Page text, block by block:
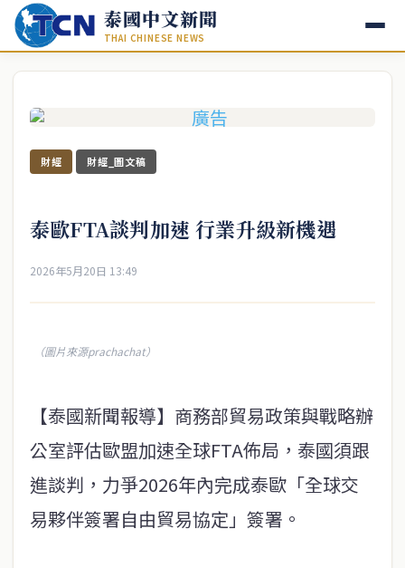
泰國中文新聞
THAI CHINESE NEWS
財經 財經_圖文稿
泰歐FTA談判加速 行業升級新機遇
2026年5月20日 13:49
（圖片來源prachachat）
【泰國新聞報導】商務部貿易政策與戰略辦
公室評估歐盟加速全球FTA佈局，泰國須跟
進談判，力爭2026年內完成泰歐「全球交
易夥伴簽署自由貿易協定」簽署。